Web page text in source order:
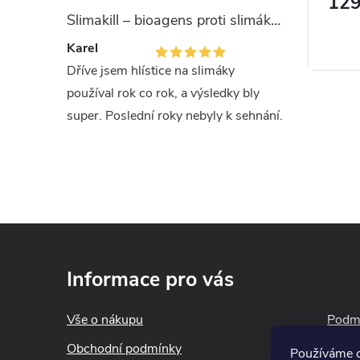
Používáme
Slimakill – bioagens proti slimákům (12 mil.)
Karel
Dříve jsem hlístice na slimáky
používal rok co rok, a výsledky bly
super. Poslední roky nebyly k sehnání.
500 g
výrobku
lékaře.
mohou
cena:
Zobrazit
Informace pro vás
Vše o nákupu
Obchodní podmínky
Blog